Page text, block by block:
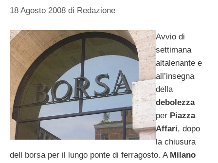
18 Agosto 2008 di Redazione
Avvio di
settimana
altalenante e
all’insegna
della
debolezza
per Piazza
Affari, dopo
la chiusura
dell borsa per il lungo ponte di ferragosto. A Milano